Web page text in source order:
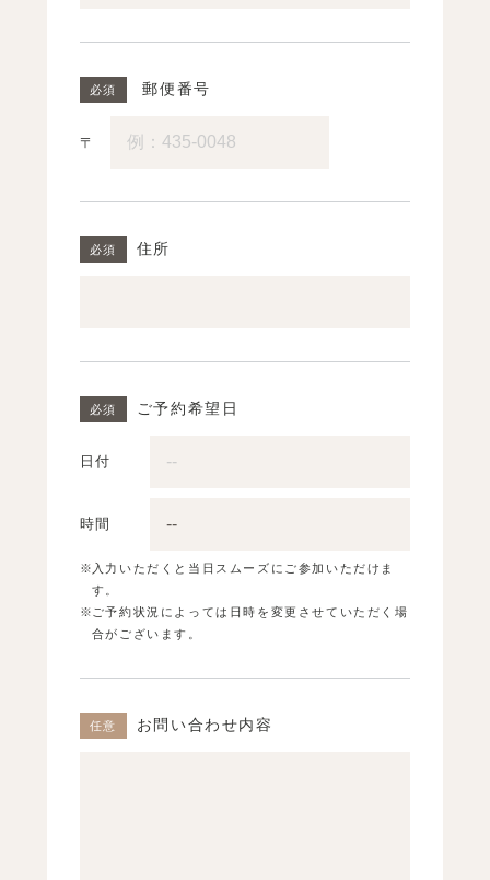
郵便番号
〒
住所
ご予約希望日
日付
時間
入力いただくと当日スムーズにご参加いただけま
す。
ご予約状況によっては日時を変更させていただく場
合がございます。
お問い合わせ内容